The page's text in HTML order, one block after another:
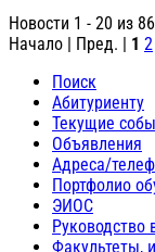
Новости 1 - 20 из
Начало | Пред. | 1 2
Поиск
Абитуриенту
Текущие
Объявления
Адреса/
Портфолио
ЭИОС
Руководство
Факультеты,